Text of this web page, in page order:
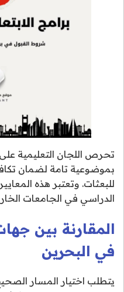
تحرص اللجان التعليمية
بموضوعية تامة لضمان
للبعثات. وتعتبر هذه
الدراسي في الجامعات
المقارنة بين
في البحرين
يتطلب اختيار المسار